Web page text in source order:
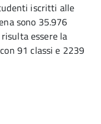
iscritti alle
sono 35.976
essere la
91 classi e 2239